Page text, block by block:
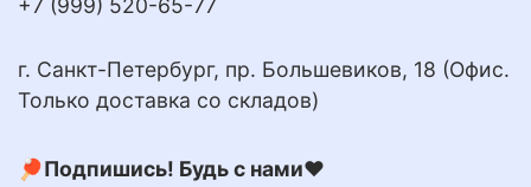
+7 (999) 520-65-77
г. Санкт-Петербург, пр. Большевиков, 18 (Офис.
Только доставка со складов)
🏓Подпишись! Будь с нами❤️